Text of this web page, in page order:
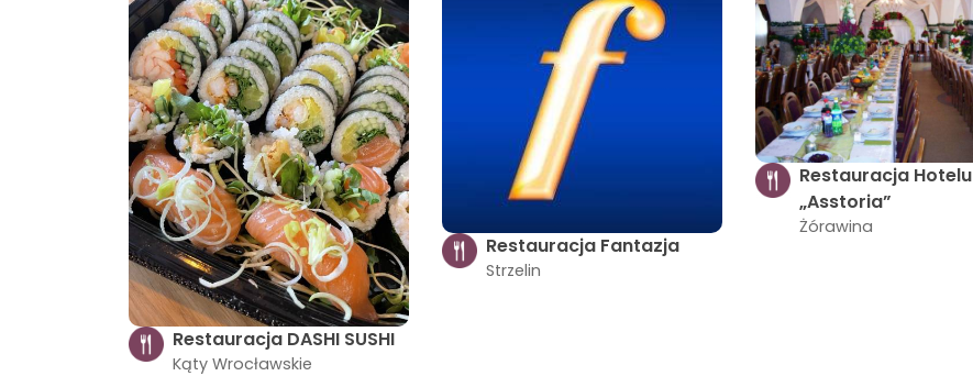
Restauracja DASHI SUSHI
Kąty Wrocławskie
Restauracja Fantazja
Strzelin
Restauracja Hotelu
„Asstoria”
Żórawina